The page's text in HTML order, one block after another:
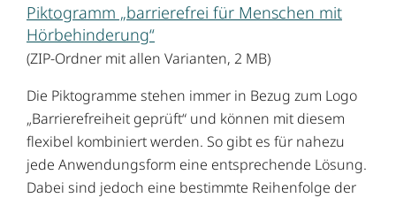
Piktogramm „barrierefrei für Menschen mit
Hörbehinderung“
(ZIP-Ordner mit allen Varianten, 2 MB)
Die Piktogramme stehen immer in Bezug zum Logo
„Barrierefreiheit geprüft“ und können mit diesem
flexibel kombiniert werden. So gibt es für nahezu
jede Anwendungsform eine entsprechende Lösung.
Dabei sind jedoch eine bestimmte Reihenfolge der